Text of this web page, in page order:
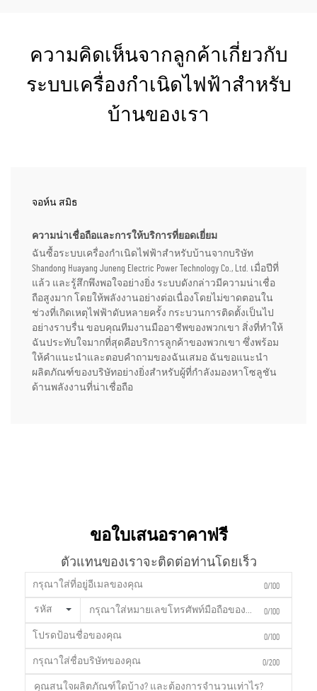
ความคิดเห็นจากลูกค้าเกี่ยวกับ
ระบบเครื่องกำเนิดไฟฟ้าสำหรับ
บ้านของเรา
จอห์น สมิธ
ความน่าเชื่อถือและการให้บริการที่ยอดเยี่ยม
ฉันซื้อระบบเครื่องกำเนิดไฟฟ้าสำหรับบ้านจากบริษัท
Shandong Huayang Juneng Electric Power Technology Co., Ltd. เมื่อปีที่
แล้ว และรู้สึกพึงพอใจอย่างยิ่ง ระบบดังกล่าวมีความน่าเชื่อ
ถือสูงมาก โดยให้พลังงานอย่างต่อเนื่องโดยไม่ขาดตอนใน
ช่วงที่เกิดเหตุไฟฟ้าดับหลายครั้ง กระบวนการติดตั้งเป็นไป
อย่างราบรื่น ขอบคุณทีมงานมืออาชีพของพวกเขา สิ่งที่ทำให้
ฉันประทับใจมากที่สุดคือบริการลูกค้าของพวกเขา ซึ่งพร้อม
ให้คำแนะนำและตอบคำถามของฉันเสมอ ฉันขอแนะนำ
ผลิตภัณฑ์ของบริษัทอย่างยิ่งสำหรับผู้ที่กำลังมองหาโซลูชัน
ด้านพลังงานที่น่าเชื่อถือ
ขอใบเสนอราคาฟรี
ตัวแทนของเราจะติดต่อท่านโดยเร็ว
0/100
รหัส 0/100
0/100
0/200